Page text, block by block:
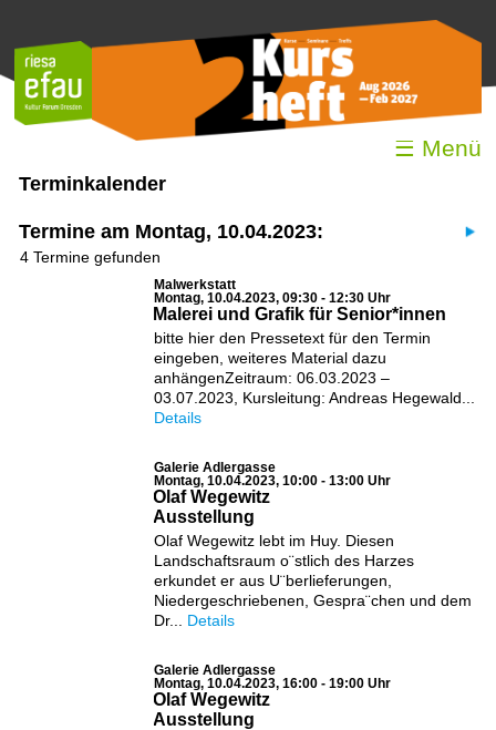
☰ Menü
Terminkalender
Termine am Montag, 10.04.2023:
4 Termine gefunden
Malwerkstatt
Montag, 10.04.2023, 09:30 - 12:30 Uhr
Malerei und Grafik für Senior*innen
bitte hier den Pressetext für den Termin
eingeben, weiteres Material dazu
anhängenZeitraum: 06.03.2023 –
03.07.2023, Kursleitung: Andreas Hegewald...
Details
Galerie Adlergasse
Montag, 10.04.2023, 10:00 - 13:00 Uhr
Olaf Wegewitz
Ausstellung
Olaf Wegewitz lebt im Huy. Diesen
Landschaftsraum o¨stlich des Harzes
erkundet er aus U¨berlieferungen,
Niedergeschriebenen, Gespra¨chen und dem
Dr... Details
Galerie Adlergasse
Montag, 10.04.2023, 16:00 - 19:00 Uhr
Olaf Wegewitz
Ausstellung